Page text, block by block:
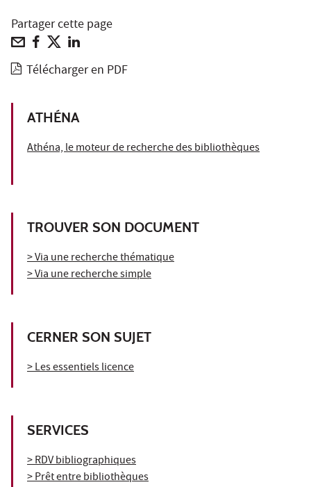
Partager cette page
Télécharger en PDF
ATHÉNA
Athéna, le moteur de recherche des bibliothèques
TROUVER SON DOCUMENT
> Via une recherche thématique
> Via une recherche simple
CERNER SON SUJET
> Les essentiels licence
SERVICES
> RDV bibliographiques
> Prêt entre bibliothèques